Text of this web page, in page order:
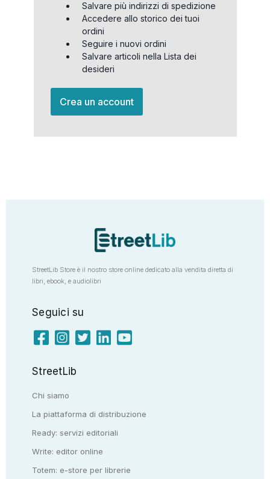
Salvare più indirizzi di spedizione
Accedere allo storico dei tuoi
ordini
Seguire i nuovi ordini
Salvare articoli nella Lista dei
desideri
Crea un account
StreetLib Store è il nostro store online dedicato alla vendita diretta di
libri, ebook, e audiolibri
Seguici su
StreetLib
Chi siamo
La piattaforma di distribuzione
Ready: servizi editoriali
Write: editor online
Totem: e-store per librerie